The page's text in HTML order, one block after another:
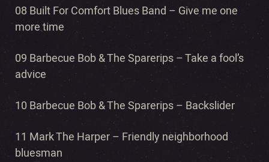
08 Built For Comfort Blues Band – Give me one
more time
09 Barbecue Bob & The Sparerips – Take a fool’s
advice
10 Barbecue Bob & The Sparerips – Backslider
11 Mark The Harper – Friendly neighborhood
bluesman